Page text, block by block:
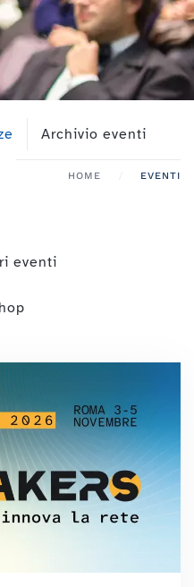
Archivio eventi
HOME EVENTI
eventi